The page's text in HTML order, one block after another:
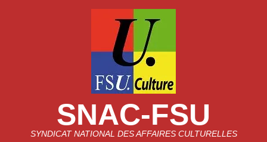
SNAC-FSU
SYNDICAT NATIONAL DES AFFAIRES CULTURELLES